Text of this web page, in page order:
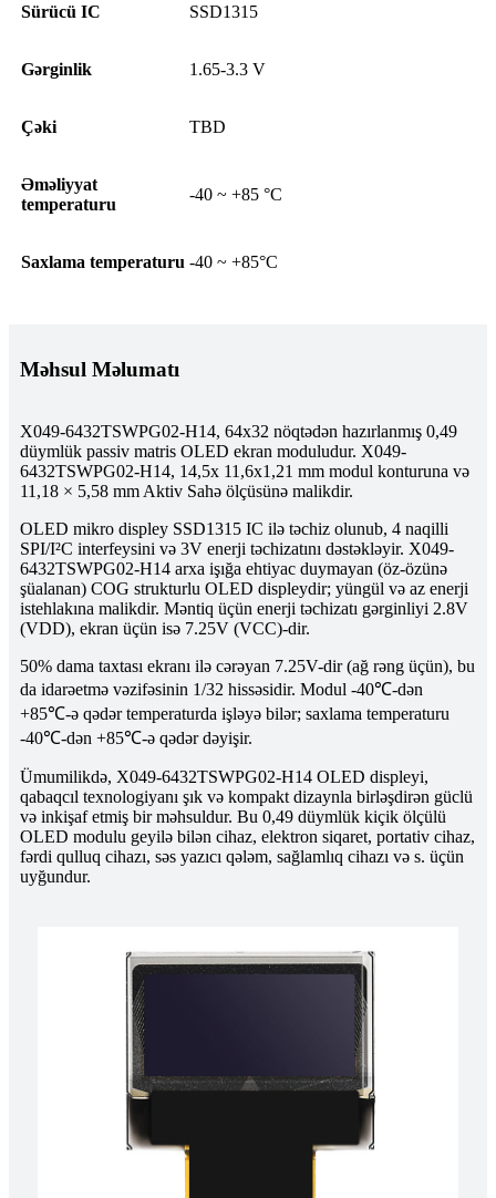
Sürücü IC SSD1315
Gərginlik 1.65-3.3 V
Çəki TBD
Əməliyyat
temperaturu
-40 ~ +85 °C
Saxlama temperaturu -40 ~ +85°C
Məhsul Məlumatı
X049-6432TSWPG02-H14, 64x32 nöqtədən hazırlanmış 0,49
düymlük passiv matris OLED ekran moduludur. X049-
6432TSWPG02-H14, 14,5x 11,6x1,21 mm modul konturuna və
11,18 × 5,58 mm Aktiv Sahə ölçüsünə malikdir.
OLED mikro displey SSD1315 IC ilə təchiz olunub, 4 naqilli
SPI/I²C interfeysini və 3V enerji təchizatını dəstəkləyir. X049-
6432TSWPG02-H14 arxa işığa ehtiyac duymayan (öz-özünə
şüalanan) COG strukturlu OLED displeydir; yüngül və az enerji
istehlakına malikdir. Məntiq üçün enerji təchizatı gərginliyi 2.8V
(VDD), ekran üçün isə 7.25V (VCC)-dir.
50% dama taxtası ekranı ilə cərəyan 7.25V-dir (ağ rəng üçün), bu
da idarəetmə vəzifəsinin 1/32 hissəsidir. Modul -40℃-dən
+85℃-ə qədər temperaturda işləyə bilər; saxlama temperaturu
-40℃-dən +85℃-ə qədər dəyişir.
Ümumilikdə, X049-6432TSWPG02-H14 OLED displeyi,
qabaqcıl texnologiyanı şık və kompakt dizaynla birləşdirən güclü
və inkişaf etmiş bir məhsuldur. Bu 0,49 düymlük kiçik ölçülü
OLED modulu geyilə bilən cihaz, elektron siqaret, portativ cihaz,
fərdi qulluq cihazı, səs yazıcı qələm, sağlamlıq cihazı və s. üçün
uyğundur.